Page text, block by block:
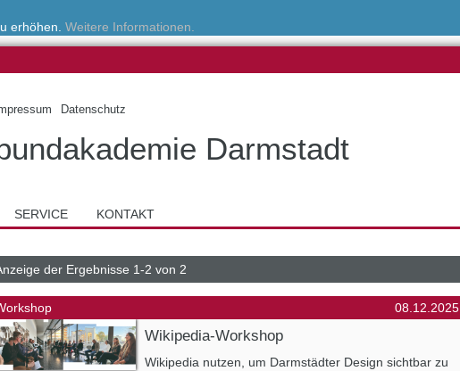
erhöhen. Weitere Informationen.
Datenschutz
Darmstadt
SERVICE KONTAKT
der Ergebnisse 1-2 von 2
08.12.2025
Wikipedia-Workshop
Wikipedia nutzen, um Darmstädter Design sichtbar zu